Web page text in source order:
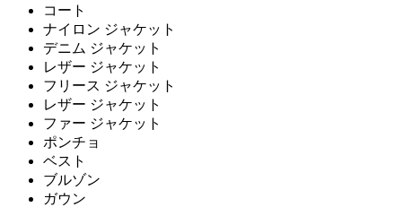
コート
ナイロン ジャケット
デニム ジャケット
レザー ジャケット
フリース ジャケット
レザー ジャケット
ファー ジャケット
ポンチョ
ベスト
ブルゾン
ガウン